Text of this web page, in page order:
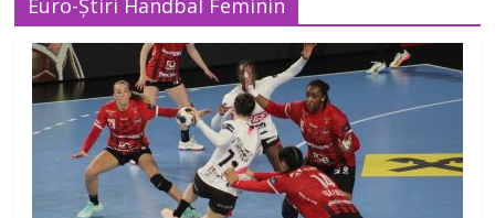
Euro-Știri Handbal Feminin